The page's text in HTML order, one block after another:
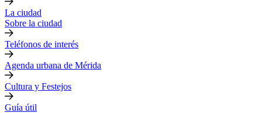
La ciudad
Sobre la ciudad
Teléfonos de interés
Agenda urbana de Mérida
Cultura y Festejos
Guía útil